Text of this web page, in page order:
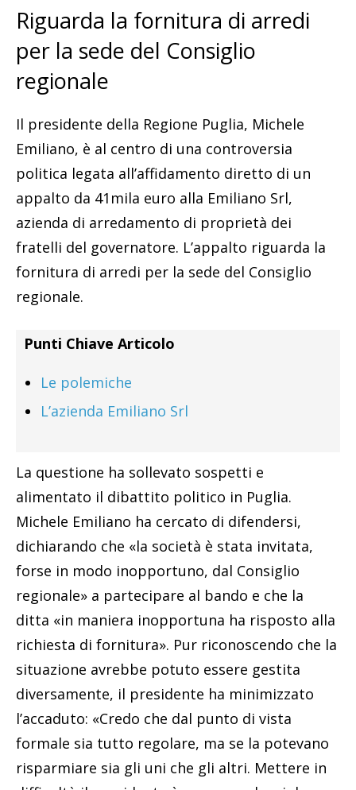
Riguarda la fornitura di arredi
per la sede del Consiglio
regionale
Il presidente della Regione Puglia, Michele
Emiliano, è al centro di una controversia
politica legata all’affidamento diretto di un
appalto da 41mila euro alla Emiliano Srl,
azienda di arredamento di proprietà dei
fratelli del governatore. L’appalto riguarda la
fornitura di arredi per la sede del Consiglio
regionale.
Punti Chiave Articolo
Le polemiche
L’azienda Emiliano Srl
La questione ha sollevato sospetti e
alimentato il dibattito politico in Puglia.
Michele Emiliano ha cercato di difendersi,
dichiarando che «la società è stata invitata,
forse in modo inopportuno, dal Consiglio
regionale» a partecipare al bando e che la
ditta «in maniera inopportuna ha risposto alla
richiesta di fornitura». Pur riconoscendo che la
situazione avrebbe potuto essere gestita
diversamente, il presidente ha minimizzato
l’accaduto: «Credo che dal punto di vista
formale sia tutto regolare, ma se la potevano
risparmiare sia gli uni che gli altri. Mettere in